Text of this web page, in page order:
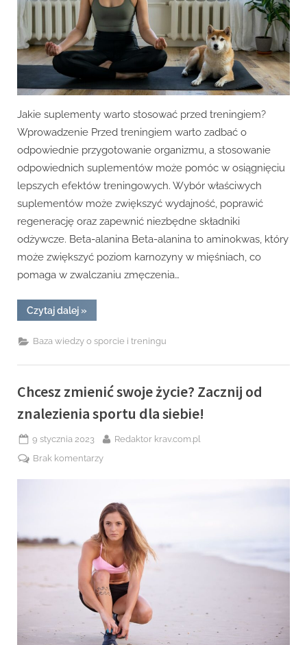
Jakie suplementy warto stosować przed treningiem?
Wprowadzenie Przed treningiem warto zadbać o
odpowiednie przygotowanie organizmu, a stosowanie
odpowiednich suplementów może pomóc w osiągnięciu
lepszych efektów treningowych. Wybór właściwych
suplementów może zwiększyć wydajność, poprawić
regenerację oraz zapewnić niezbędne składniki
odżywcze. Beta-alanina Beta-alanina to aminokwas, który
może zwiększyć poziom karnozyny w mięśniach, co
pomaga w zwalczaniu zmęczenia…
Czytaj dalej“Jakie
suplementy
stosować
przed
»
Baza wiedzy o sporcie i treningu
Chcesz zmienić swoje życie? Zacznij od
znalezienia sportu dla siebie!
Posted
on
9 stycznia 2023 By
Redaktor krav.com.pl
Brak komentarzydo
swoje
życie?
Zacznij
od
znalezienia
sportu
dla
siebie!